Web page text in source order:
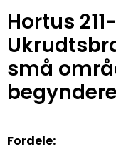
Hortus
små
begyndere
Fordele: